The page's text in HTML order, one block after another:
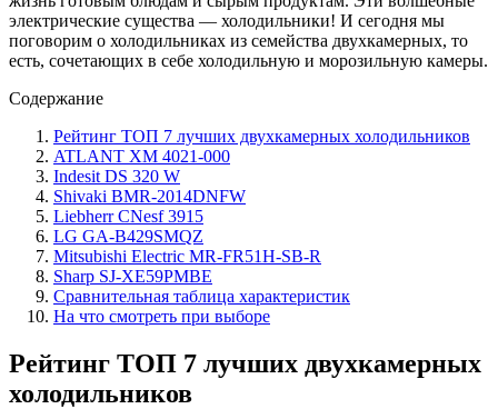
электрические существа — холодильники! И сегодня мы
поговорим о холодильниках из семейства двухкамерных, то
есть, сочетающих в себе холодильную и морозильную камеры.
Содержание
Рейтинг ТОП 7 лучших двухкамерных холодильников
ATLANT XM 4021-000
Indesit DS 320 W
Shivaki BMR-2014DNFW
Liebherr CNesf 3915
LG GA-B429SMQZ
Mitsubishi Electric MR-FR51H-SB-R
Sharp SJ-XE59PMBE
Сравнительная таблица характеристик
На что смотреть при выборе
Рейтинг ТОП 7 лучших двухкамерных
холодильников